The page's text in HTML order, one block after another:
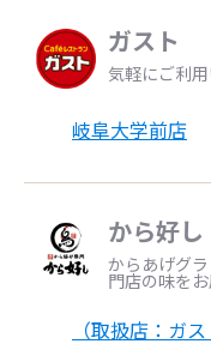
ガスト
気軽にご利
岐阜大学前店
から好し
からあげグ
門店の味をお
（取扱店：ガ